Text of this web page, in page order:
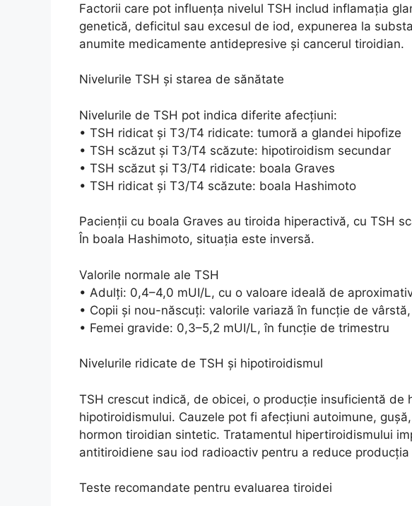
Factorii care pot influența nivelul TSH includ inflamația
genetică, deficitul sau excesul de iod, expunerea la
anumite medicamente antidepresive și cancerul tiroidian.
Nivelurile TSH și starea de sănătate
Nivelurile de TSH pot indica diferite afecțiuni:
• TSH ridicat și T3/T4 ridicate: tumoră a glandei hipofize
• TSH scăzut și T3/T4 scăzute: hipotiroidism secundar
• TSH scăzut și T3/T4 ridicate: boala Graves
• TSH ridicat și T3/T4 scăzute: boala Hashimoto
Pacienții cu boala Graves au tiroida hiperactivă, cu TSH
În boala Hashimoto, situația este inversă.
Valorile normale ale TSH
• Adulți: 0,4–4,0 mUI/L, cu o valoare ideală de
• Copii și nou-născuți: valorile variază în funcție de
• Femei gravide: 0,3–5,2 mUI/L, în funcție de trimestru
Nivelurile ridicate de TSH și hipotiroidismul
TSH crescut indică, de obicei, o producție insuficientă de
hipotiroidismului. Cauzele pot fi afecțiuni autoimune,
hormon tiroidian sintetic. Tratamentul hipertiroidismului
antitiroidiene sau iod radioactiv pentru a reduce producția
Teste recomandate pentru evaluarea tiroidei